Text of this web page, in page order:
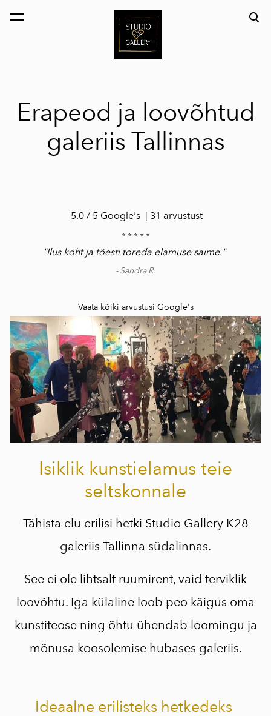
lisati ostukorvi. Vaata ostukorvi
Erapeod ja loovõhtud
galeriis Tallinnas
5.0 / 5 Google's | 31 arvustust
⭐ ⭐ ⭐ ⭐ ⭐
"Ilus koht ja tõesti toreda elamuse saime."
- Sandra R.
Vaata kõiki arvustusi Google's
Isiklik kunstielamus teie
seltskonnale
Tähista elu erilisi hetki Studio Gallery K28
galeriis Tallinna südalinnas.
See ei ole lihtsalt ruumirent, vaid terviklik
loovõhtu. Iga külaline loob peo käigus oma
kunstiteose ning õhtu ühendab loomingu ja
mõnusa koosolemise hubases galeriis.
Ideaalne erilisteks hetkedeks